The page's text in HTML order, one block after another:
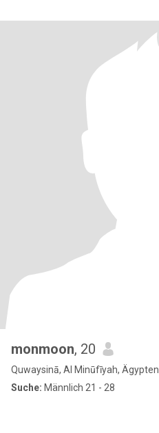
monmoon, 20
Quwaysinā, Al Minūfīyah, Ägypten
Suche: Männlich 21 - 28